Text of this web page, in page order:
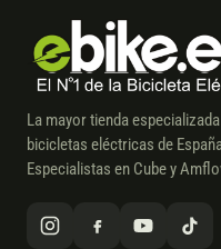
La mayor tienda
bicicletas eléctricas de
Especialistas en Cube y